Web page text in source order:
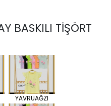
BASKILI TİŞÖRT
YAVRUAĞZI